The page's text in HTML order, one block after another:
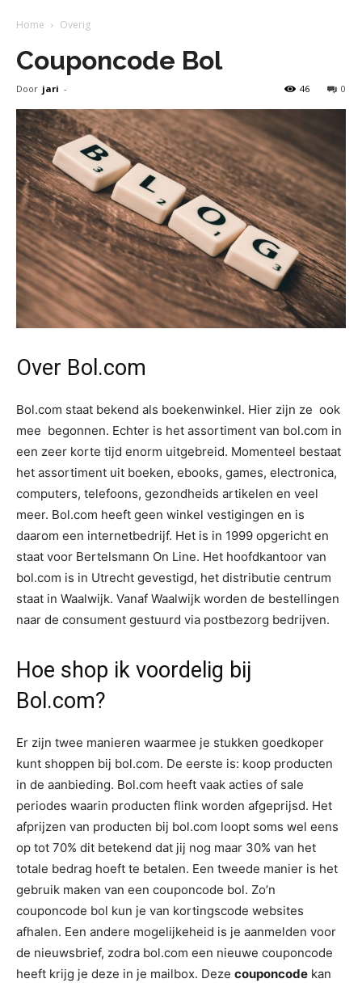
Home Overig
Couponcode Bol
Door jari - 0
46
Over Bol.com
Bol.com staat bekend als boekenwinkel. Hier zijn ze ook
mee begonnen. Echter is het assortiment van bol.com in
een zeer korte tijd enorm uitgebreid. Momenteel bestaat
het assortiment uit boeken, ebooks, games, electronica,
computers, telefoons, gezondheids artikelen en veel
meer. Bol.com heeft geen winkel vestigingen en is
daarom een internetbedrijf. Het is in 1999 opgericht en
staat voor Bertelsmann On Line. Het hoofdkantoor van
bol.com is in Utrecht gevestigd, het distributie centrum
staat in Waalwijk. Vanaf Waalwijk worden de bestellingen
naar de consument gestuurd via postbezorg bedrijven.
Hoe shop ik voordelig bij
Bol.com?
Er zijn twee manieren waarmee je stukken goedkoper
kunt shoppen bij bol.com. De eerste is: koop producten
in de aanbieding. Bol.com heeft vaak acties of sale
periodes waarin producten flink worden afgeprijsd. Het
afprijzen van producten bij bol.com loopt soms wel eens
op tot 70% dit betekend dat jij nog maar 30% van het
totale bedrag hoeft te betalen. Een tweede manier is het
gebruik maken van een couponcode bol. Zo’n
couponcode bol kun je van kortingscode websites
afhalen. Een andere mogelijkeheid is je aanmelden voor
de nieuwsbrief, zodra bol.com een nieuwe couponcode
heeft krijg je deze in je mailbox. Deze couponcode kan